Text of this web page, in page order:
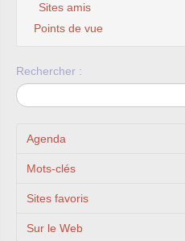
Sites amis
Points de vue
Rechercher :
Agenda
Mots-clés
Sites favoris
Sur le Web